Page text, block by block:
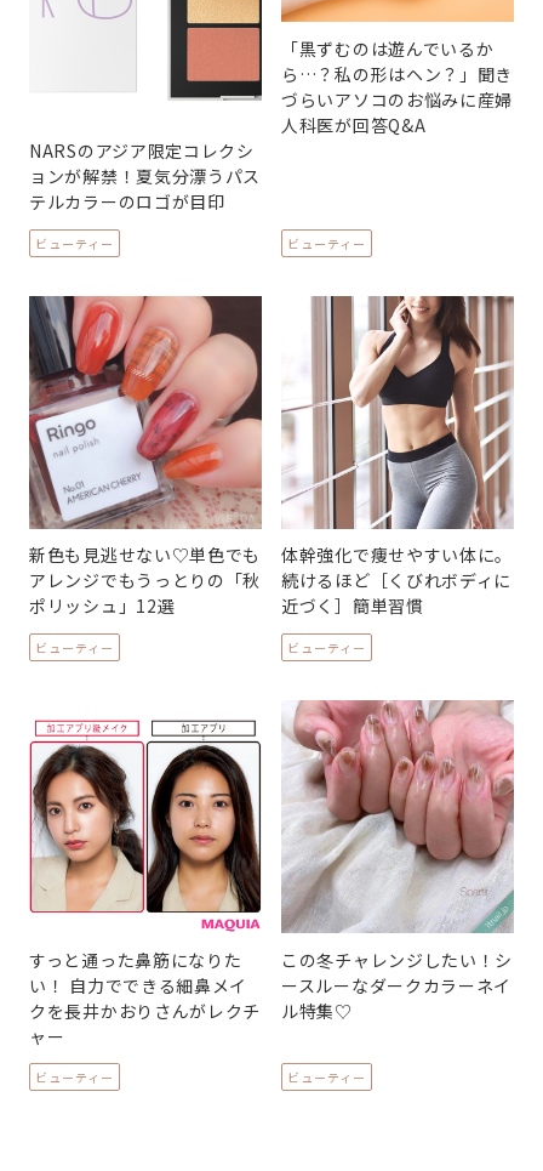
NARSのアジア限定コレクシ
ョンが解禁！夏気分漂うパス
テルカラーのロゴが目印
ビューティー
「黒ずむのは遊んでいるか
ら…？私の形はヘン？」聞き
づらいアソコのお悩みに産婦
人科医が回答Q&A
ビューティー
新色も見逃せない♡単色でも
アレンジでもうっとりの「秋
ポリッシュ」12選
ビューティー
体幹強化で痩せやすい体に。
続けるほど［くびれボディに
近づく］簡単習慣
ビューティー
すっと通った鼻筋になりた
い！ 自力でできる細鼻メイ
クを長井かおりさんがレクチ
ャー
ビューティー
この冬チャレンジしたい！シ
ースルーなダークカラーネイ
ル特集♡
ビューティー